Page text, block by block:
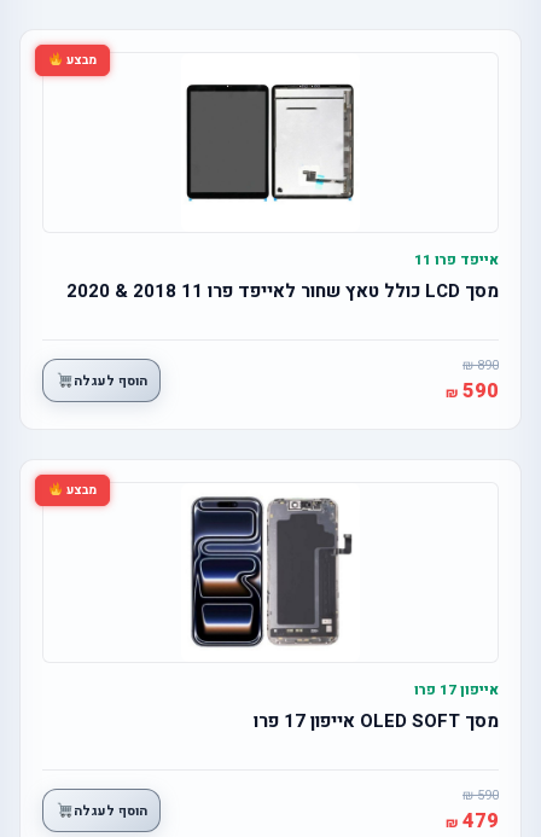
מבצע
אייפד פרו 11
מסך LCD כולל טאץ שחור לאייפד פרו 11 2018 & 2020
890
590 הוסף לעגלה
מבצע
אייפון 17 פרו
מסך OLED SOFT אייפון 17 פרו
590
479 הוסף לעגלה